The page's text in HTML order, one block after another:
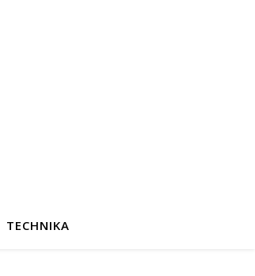
TECHNIKA